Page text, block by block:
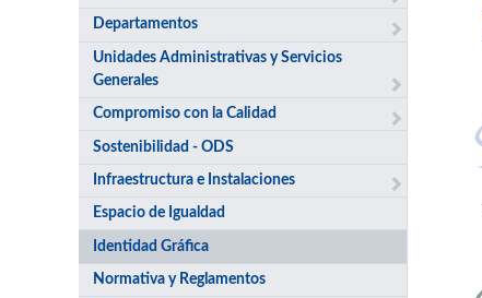
Departamentos
Unidades Administrativas y Servicios
Generales
Compromiso con la Calidad
Sostenibilidad - ODS
Infraestructura e Instalaciones
Espacio de Igualdad
Identidad Gráfica
Normativa y Reglamentos